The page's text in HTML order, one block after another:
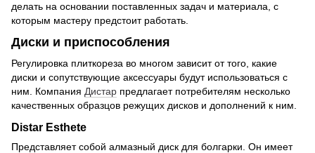
делать на основании поставленных задач и материала, с
которым мастеру предстоит работать.
Диски и приспособления
Регулировка плиткореза во многом зависит от того, какие
диски и сопутствующие аксессуары будут использоваться с
ним. Компания Дистар предлагает потребителям несколько
качественных образцов режущих дисков и дополнений к ним.
Distar Esthete
Представляет собой алмазный диск для болгарки. Он имеет